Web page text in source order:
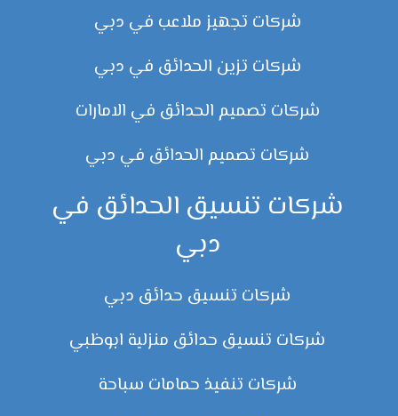
شركات تجهيز ملاعب في دبي
شركات تزين الحدائق في دبي
شركات تصميم الحدائق في الامارات
شركات تصميم الحدائق في دبي
شركات تنسيق الحدائق في
دبي
شركات تنسيق حدائق دبي
شركات تنسيق حدائق منزلية ابوظبي
شركات تنفيذ حمامات سباحة